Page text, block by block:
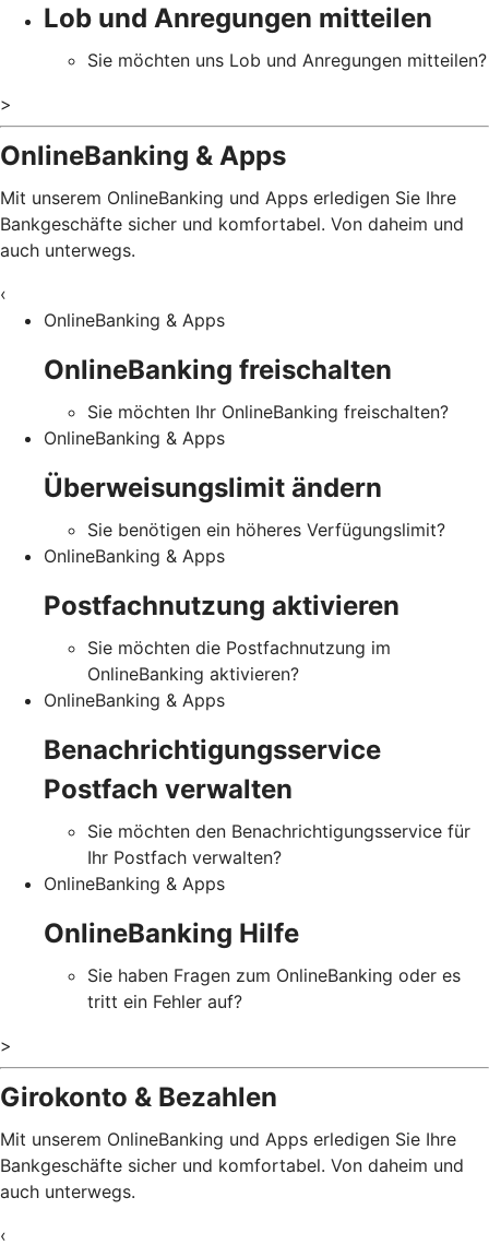
Lob und Anregungen mitteilen
Sie möchten uns Lob und Anregungen mitteilen?
>
OnlineBanking & Apps
Mit unserem OnlineBanking und Apps erledigen Sie Ihre
Bankgeschäfte sicher und komfortabel. Von daheim und
auch unterwegs.
‹
OnlineBanking & Apps
OnlineBanking freischalten
Sie möchten Ihr OnlineBanking freischalten?
OnlineBanking & Apps
Überweisungslimit ändern
Sie benötigen ein höheres Verfügungslimit?
OnlineBanking & Apps
Postfachnutzung aktivieren
Sie möchten die Postfachnutzung im
OnlineBanking aktivieren?
OnlineBanking & Apps
Benachrichtigungsservice
Postfach verwalten
Sie möchten den Benachrichtigungsservice für
Ihr Postfach verwalten?
OnlineBanking & Apps
OnlineBanking Hilfe
Sie haben Fragen zum OnlineBanking oder es
tritt ein Fehler auf?
>
Girokonto & Bezahlen
Mit unserem OnlineBanking und Apps erledigen Sie Ihre
Bankgeschäfte sicher und komfortabel. Von daheim und
auch unterwegs.
‹